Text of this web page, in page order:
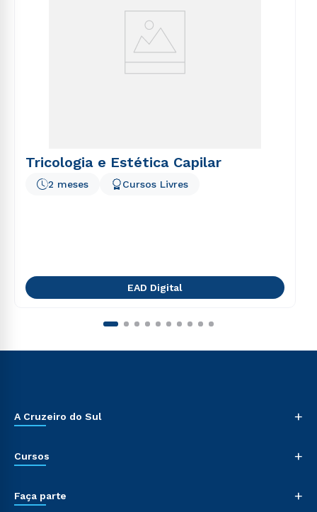
Tricologia e Estética Capilar
2 meses Cursos Livres
EAD Digital
A Cruzeiro do Sul +
Cursos +
Faça parte +